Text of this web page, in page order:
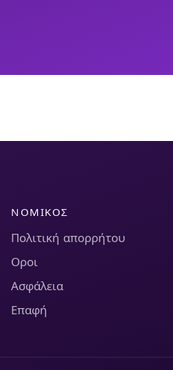
ΝΟΜΙΚΌΣ
Πολιτική απορρήτου
Οροι
Ασφάλεια
Επαφή